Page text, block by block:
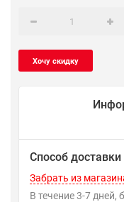
Способ доставки
Забрать из
В течение3-7 дней